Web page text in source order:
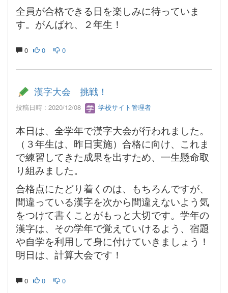
全員が合格できる日を楽しみに待っていま
す。がんばれ、２年生！
0 0 0
漢字大会 挑戦！
投稿日時 : 2020/12/08 学校サイト管理者
本日は、全学年で漢字大会が行われました。
（３年生は、昨日実施）合格に向け、これま
で練習してきた成果を出すため、一生懸命取
り組みました。
合格点にたどり着くのは、もちろんですが、
間違っている漢字を次から間違えないよう気
をつけて書くことがもっと大切です。学年の
漢字は、その学年で覚えていけるよう、宿題
や自学を利用して身に付けていきましょう！
明日は、計算大会です！
0 0 0